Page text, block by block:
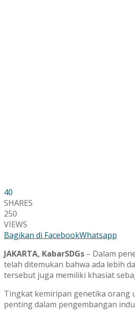
40
SHARES
250
VIEWS
Bagikan di FacebookWhatsapp
JAKARTA, KabarSDGs – Dalam
telah ditemukan bahwa ada lebih
tersebut juga memiliki khasiat
Tingkat kemiripan genetika orang
penting dalam pengembangan